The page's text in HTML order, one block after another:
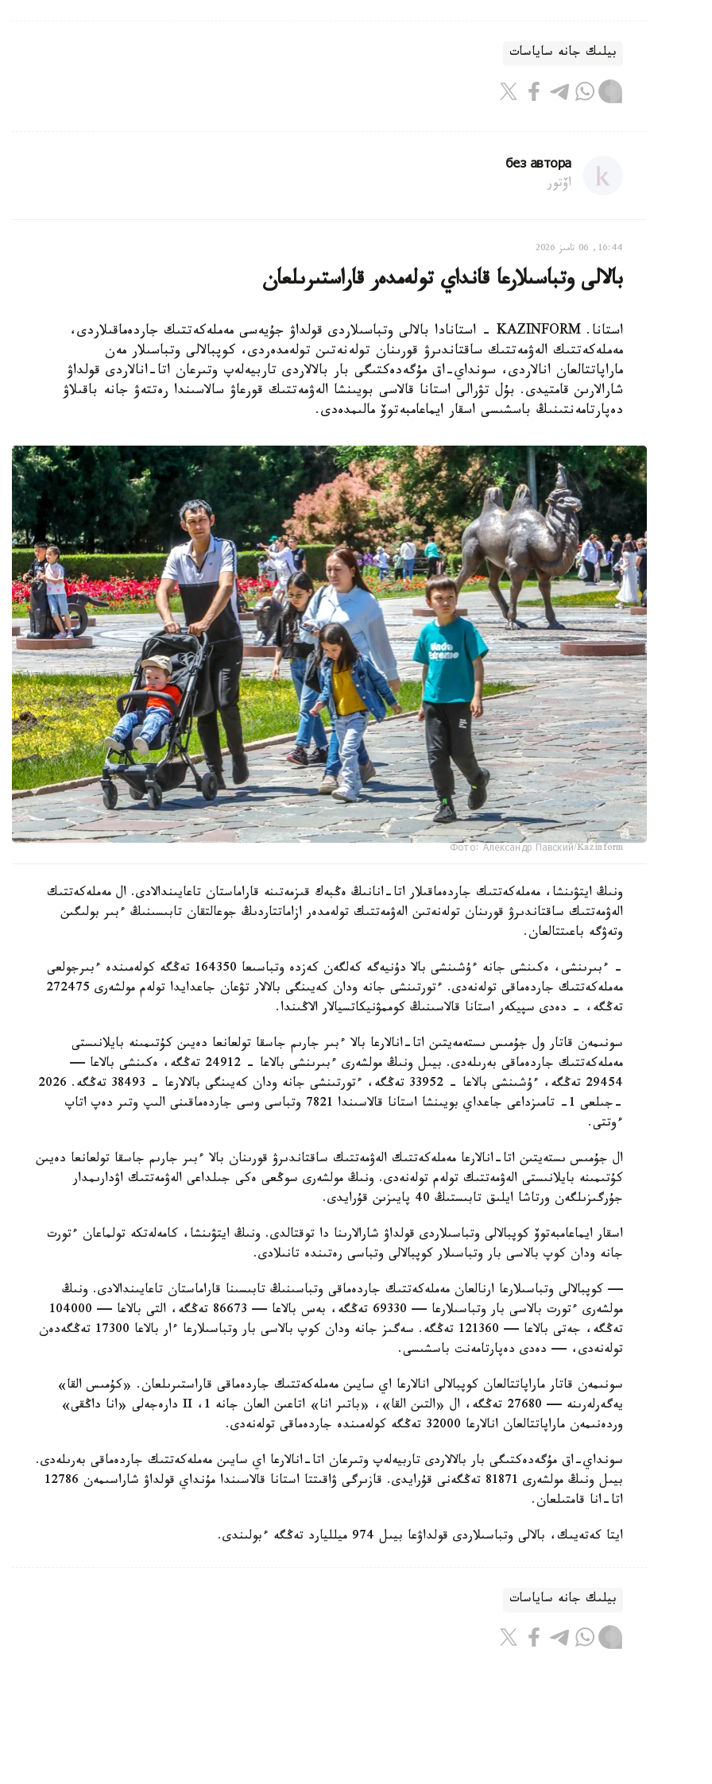
بيلىك جانە ساياسات
без автора
اۆتور
16:44, 06 تامىز 2026
بالالى وتباسىلارعا قانداي تولەمدەر قاراستىرىلعان
استانا. KAZINFORM - استانادا بالالى وتباسىلاردى قولداۋ جۇيەسى مەملەكەتتىك جاردەماقىلاردى،
مەملەكەتتىك الەۋمەتتىك ساقتاندىرۋ قورىنان تولەنەتىن تولەمدەردى، كوپبالالى وتباسىلار مەن
ماراپاتتالعان انالاردى، سونداي-اق مۇگەدەكتىگى بار بالالاردى تاربيەلەپ وتىرعان اتا-انالاردى قولداۋ
شارالارىن قامتيدى. بۇل تۋرالى استانا قالاسى بويىنشا الەۋمەتتىك قورعاۋ سالاسىندا رەتتەۋ جانە باقىلاۋ
دەپارتامەنتىنىڭ باسشىسى اسقار ايماعامبەتوۆ مالىمدەدى.
Фото: Александр Павский/Kazinform
ونىڭ ايتۋىنشا، مەملەكەتتىك جاردەماقىلار اتا-انانىڭ ەڭبەك قىزمەتىنە قاراماستان تاعايىندالادى. ال مەملەكەتتىك
الەۋمەتتىك ساقتاندىرۋ قورىنان تولەنەتىن الەۋمەتتىك تولەمدەر ازاماتتاردىڭ جوعالتقان تابىسىنىڭ ءبىر بولىگىن
وتەۋگە باعىتتالعان.
- ءبىرىنشى، ەكىنشى جانە ءۇشىنشى بالا دۇنيەگە كەلگەن كەزدە وتباسىعا 164350 تەڭگە كولەمىندە ءبىرجولعى
مەملەكەتتىك جاردەماقى تولەنەدى. ءتورتىنشى جانە ودان كەيىنگى بالالار تۋعان جاعدايدا تولەم مولشەرى 272475
تەڭگە، - دەدى سپيكەر استانا قالاسىنىڭ كوممۋنيكاتسيالار الاڭىندا.
سونىمەن قاتار ول جۇمىس ىستەمەيتىن اتا-انالارعا بالا ءبىر جارىم جاسقا تولعانعا دەيىن كۇتىمىنە بايلانىستى
مەملەكەتتىك جاردەماقى بەرىلەدى. بيىل ونىڭ مولشەرى ءبىرىنشى بالاعا - 24912 تەڭگە، ەكىنشى بالاعا —
29454 تەڭگە، ءۇشىنشى بالاعا - 33952 تەڭگە، ءتورتىنشى جانە ودان كەيىنگى بالالارعا - 38493 تەڭگە. 2026
-جىلعى 1- تامىزداعى جاعداي بويىنشا استانا قالاسىندا 7821 وتباسى وسى جاردەماقىنى الىپ وتىر دەپ اتاپ
ءوتتى.
ال جۇمىس ىستەيتىن اتا-انالارعا مەملەكەتتىك الەۋمەتتىك ساقتاندىرۋ قورىنان بالا ءبىر جارىم جاسقا تولعانعا دەيىن
كۇتىمىنە بايلانىستى الەۋمەتتىك تولەم تولەنەدى. ونىڭ مولشەرى سوڭعى ەكى جىلداعى الەۋمەتتىك اۋدارىمدار
جۇرگىزىلگەن ورتاشا ايلىق تابىستىڭ 40 پايىزىن قۇرايدى.
اسقار ايماعامبەتوۆ كوپبالالى وتباسىلاردى قولداۋ شارالارىنا دا توقتالدى. ونىڭ ايتۋىنشا، كامەلەتكە تولماعان ءتورت
جانە ودان كوپ بالاسى بار وتباسىلار كوپبالالى وتباسى رەتىندە تانىلادى.
— كوپبالالى وتباسىلارعا ارنالعان مەملەكەتتىك جاردەماقى وتباسىنىڭ تابىسىنا قاراماستان تاعايىندالادى. ونىڭ
مولشەرى ءتورت بالاسى بار وتباسىلارعا — 69330 تەڭگە، بەس بالاعا — 86673 تەڭگە، التى بالاعا — 104000
تەڭگە، جەتى بالاعا — 121360 تەڭگە. سەگىز جانە ودان كوپ بالاسى بار وتباسىلارعا ءار بالاعا 17300 تەڭگەدەن
تولەنەدى، — دەدى دەپارتامەنت باسشىسى.
سونىمەن قاتار ماراپاتتالعان كوپبالالى انالارعا اي سايىن مەملەكەتتىك جاردەماقى قاراستىرىلعان. «كۇمىس القا»
يەگەرلەرىنە — 27680 تەڭگە، ال «التىن القا»، «باتىر انا» اتاعىن العان جانە 1، II دارەجەلى «انا داڭقى»
وردەنىمەن ماراپاتتالعان انالارعا 32000 تەڭگە كولەمىندە جاردەماقى تولەنەدى.
سونداي-اق مۇگەدەكتىگى بار بالالاردى تاربيەلەپ وتىرعان اتا-انالارعا اي سايىن مەملەكەتتىك جاردەماقى بەرىلەدى.
بيىل ونىڭ مولشەرى 81871 تەڭگەنى قۇرايدى. قازىرگى ۋاقىتتا استانا قالاسىندا مۇنداي قولداۋ شاراسىمەن 12786
اتا-انا قامتىلعان.
ايتا كەتەيىك، بالالى وتباسىلاردى قولداۋعا بيىل 974 ميلليارد تەڭگە ءبولىندى.
بيلىك جانە ساياسات